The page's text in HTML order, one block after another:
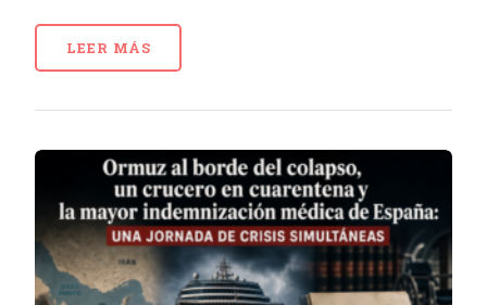
LEER MÁS